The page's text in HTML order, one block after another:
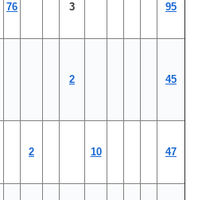
76 3 95
2 45
2 10 47